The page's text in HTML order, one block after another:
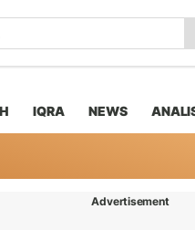
IQRA NEWS
Advertisement